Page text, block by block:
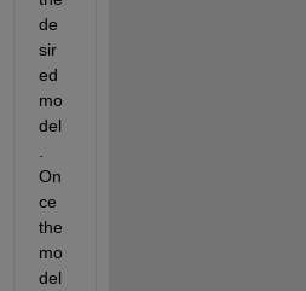
de
sir
ed
mo
del
On
ce
the
mo
del